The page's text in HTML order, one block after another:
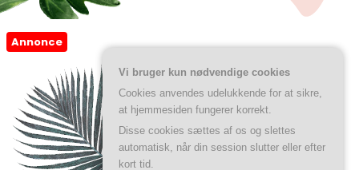
Annonce
Vi bruger kun nødvendige cookies
Cookies anvendes udelukkende for at sikre,
at hjemmesiden fungerer korrekt.
Disse cookies sættes af os og slettes
automatisk, når din session slutter eller efter
kort tid.